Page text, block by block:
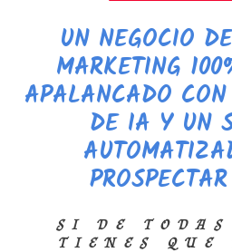
UN NEGOCIO
MARKETING
APALANCADO
DE IA Y UN
SI DE TODAS
TIENES QUE